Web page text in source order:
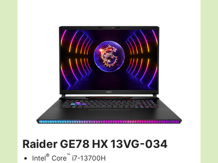
Raider GE78 HX 13VG-034
Intel® Core™ i7-13700H